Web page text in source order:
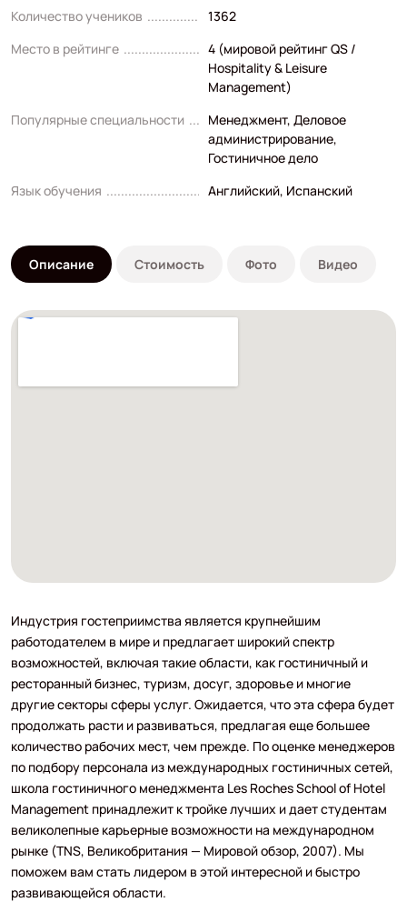
Количество учеников
1362
Место в рейтинге
4 (мировой рейтинг QS /
Hospitality & Leisure
Management)
Популярные специальности
Менеджмент, Деловое
администрирование,
Гостиничное дело
Язык обучения
Английский, Испанский
Описание Стоимость Фото Видео
Индустрия гостеприимства является крупнейшим
работодателем в мире и предлагает широкий спектр
возможностей, включая такие области, как гостиничный и
ресторанный бизнес, туризм, досуг, здоровье и многие
другие секторы сферы услуг. Ожидается, что эта сфера будет
продолжать расти и развиваться, предлагая еще большее
количество рабочих мест, чем прежде. По оценке менеджеров
по подбору персонала из международных гостиничных сетей,
школа гостиничного менеджмента Les Roches School of Hotel
Management принадлежит к тройке лучших и дает студентам
великолепные карьерные возможности на международном
рынке (TNS, Великобритания — Мировой обзор, 2007). Мы
поможем вам стать лидером в этой интересной и быстро
развивающейся области.